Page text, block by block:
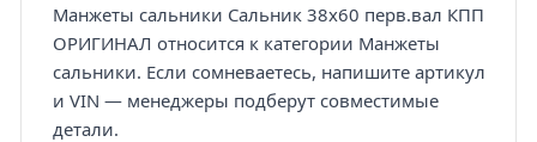
Манжеты сальники Сальник 38х60 перв.вал КПП
ОРИГИНАЛ относится к категории Манжеты
сальники. Если сомневаетесь, напишите артикул
и VIN — менеджеры подберут совместимые
детали.